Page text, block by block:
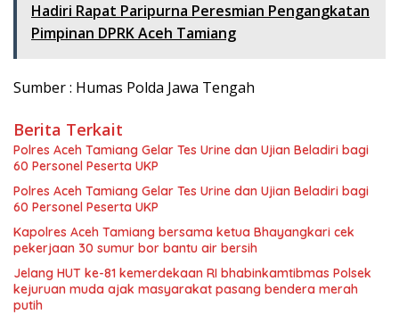
Hadiri Rapat Paripurna Peresmian Pengangkatan
Pimpinan DPRK Aceh Tamiang
Sumber : Humas Polda Jawa Tengah
Berita Terkait
Polres Aceh Tamiang Gelar Tes Urine dan Ujian Beladiri bagi
60 Personel Peserta UKP
Polres Aceh Tamiang Gelar Tes Urine dan Ujian Beladiri bagi
60 Personel Peserta UKP
Kapolres Aceh Tamiang bersama ketua Bhayangkari cek
pekerjaan 30 sumur bor bantu air bersih
Jelang HUT ke-81 kemerdekaan RI bhabinkamtibmas Polsek
kejuruan muda ajak masyarakat pasang bendera merah
putih